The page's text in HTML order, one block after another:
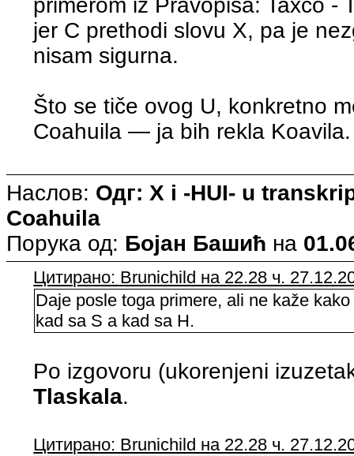
primerom iz Pravopisa: Taxco -
jer C prethodi slovu X, pa je
nisam sigurna.
Što se tiče ovog U, konkretno
Coahuila — ja bih rekla Koavila.
Наслов: Одг: X i -HUI- u
Coahuila
Порука од: Бојан Башић на
Цитирано: Brunichild на 22.28 ч.
Daje posle toga primere, ali ne kaže
kad sa S a kad sa H.
Po izgovoru (ukorenjeni
Tlaskala.
Цитирано: Brunichild на 22.28 ч.